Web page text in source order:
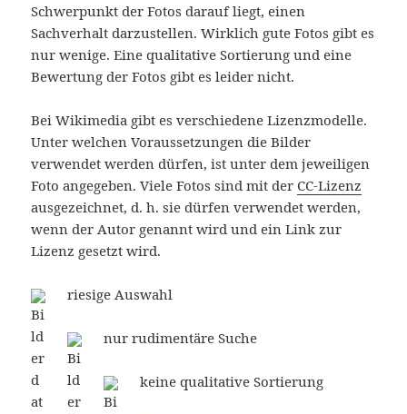
Schwerpunkt der Fotos darauf liegt, einen
Sachverhalt darzustellen. Wirklich gute Fotos gibt es
nur wenige. Eine qualitative Sortierung und eine
Bewertung der Fotos gibt es leider nicht.
Bei Wikimedia gibt es verschiedene Lizenzmodelle.
Unter welchen Voraussetzungen die Bilder
verwendet werden dürfen, ist unter dem jeweiligen
Foto angegeben. Viele Fotos sind mit der CC-Lizenz
ausgezeichnet, d. h. sie dürfen verwendet werden,
wenn der Autor genannt wird und ein Link zur
Lizenz gesetzt wird.
riesige Auswahl
nur rudimentäre Suche
keine qualitative Sortierung